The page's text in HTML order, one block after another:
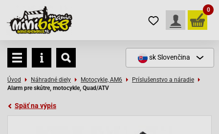
0
skSlovenčina
Úvod Náhradné diely Motocykle, AM6
Príslušenstvo a náradie
Alarm pre skútre, motocykle, Quad/ATV
Späť na výpis